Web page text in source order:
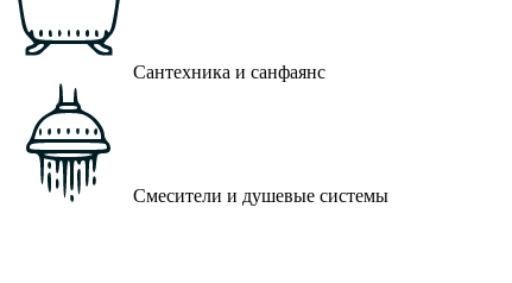
Сантехника и санфаянс
Смесители и душевые системы